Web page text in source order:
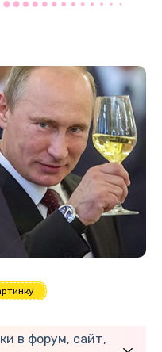
в форум, сайт,